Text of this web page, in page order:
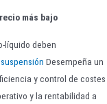
más bajo
líquido deben
Desempeña un
y control de costes
y la rentabilidad a